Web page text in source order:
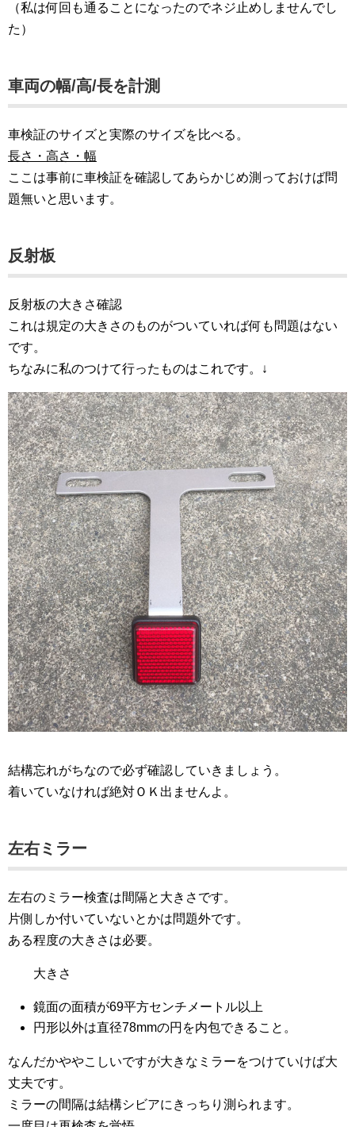
（私は何回も通ることになったのでネジ止めしませんでし
た）
車両の幅/高/長を計測
車検証のサイズと実際のサイズを比べる。
長さ・高さ・幅
ここは事前に車検証を確認してあらかじめ測っておけば問
題無いと思います。
反射板
反射板の大きさ確認
これは規定の大きさのものがついていれば何も問題はない
です。
ちなみに私のつけて行ったものはこれです。↓
結構忘れがちなので必ず確認していきましょう。
着いていなければ絶対ＯＫ出ませんよ。
左右ミラー
左右のミラー検査は間隔と大きさです。
片側しか付いていないとかは問題外です。
ある程度の大きさは必要。
大きさ
鏡面の面積が69平方センチメートル以上
円形以外は直径78mmの円を内包できること。
なんだかややこしいですが大きなミラーをつけていけば大
丈夫です。
ミラーの間隔は結構シビアにきっちり測られます。